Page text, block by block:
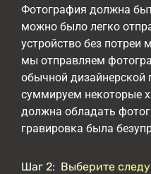
Фотография должна
можно было легко
устройство без потреи
мы отправляем
обычной
суммируем некоторые
должна обладать
гравировка была
Шаг 2: Выберите